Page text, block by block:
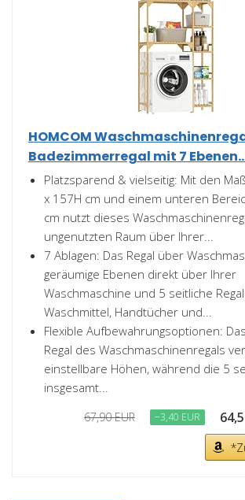
HOMCOM
Badezimmerregal mit 7
Platzsparend & vielseitig: Mit den
x 157H cm und einem unteren
cm nutzt dieses
ungenutzten Raum über Ihrer...
7 Ablagen: Das Regal über
geräumige Ebenen direkt über Ihrer
Waschmaschine und 5 seitliche
Waschmittel, Handtücher und...
Flexible Aufbewahrungsoptionen:
Regal des Waschmaschinenregals
einstellbare Höhen, während die 5
insgesamt...
67,90 EUR −3,40 EUR